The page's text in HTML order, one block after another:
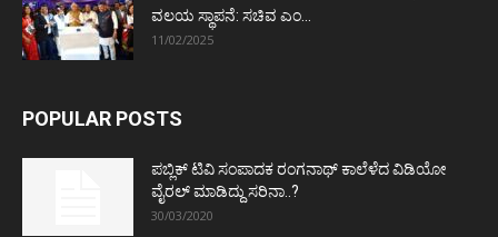
ವಲಯ ಸ್ಥಾಪನೆ: ಸಚಿವ ಎಂ...
11/02/2025
POPULAR POSTS
ಪಬ್ಲಿಕ್ ಟಿವಿ ಸಂಪಾದಕ ರಂಗನಾಥ್ ಕಾಲೆಳೆದ ವಿಡಿಯೋ
ವೈರಲ್ ಮಾಡಿದ್ದು ಸರಿನಾ..?
30/03/2020